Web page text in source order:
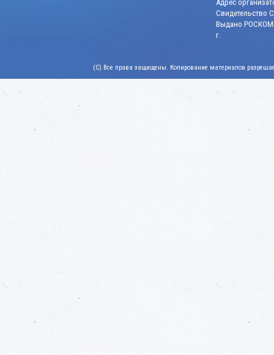
Адрес
Свидетельство
Выдано
г.
(C) Все права защищены. Копирование материалов